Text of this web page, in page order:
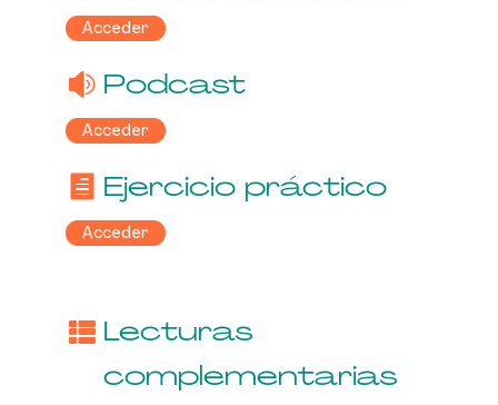
Acceder
Podcast
Acceder
Ejercicio práctico
Acceder
Lecturas
complementarias